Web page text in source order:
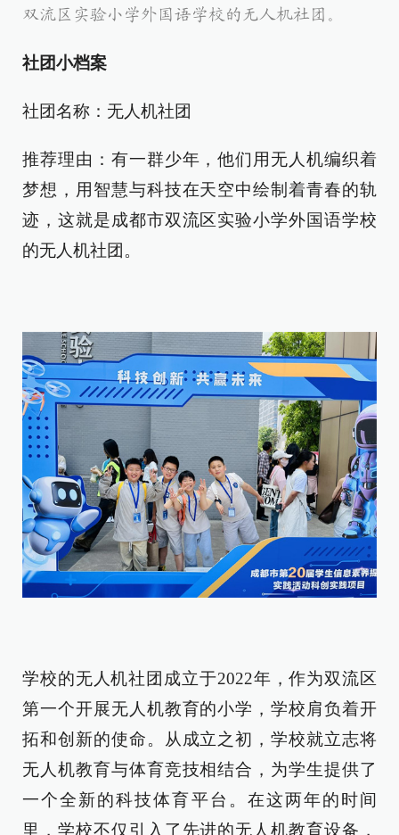
双流区实验小学外国语学校的无人机社团。
社团小档案
社团名称：无人机社团
推荐理由：有一群少年，他们用无人机编织着
梦想，用智慧与科技在天空中绘制着青春的轨
迹，这就是成都市双流区实验小学外国语学校
的无人机社团。
学校的无人机社团成立于2022年，作为双流区
第一个开展无人机教育的小学，学校肩负着开
拓和创新的使命。从成立之初，学校就立志将
无人机教育与体育竞技相结合，为学生提供了
一个全新的科技体育平台。在这两年的时间
里，学校不仅引入了先进的无人机教育设备，